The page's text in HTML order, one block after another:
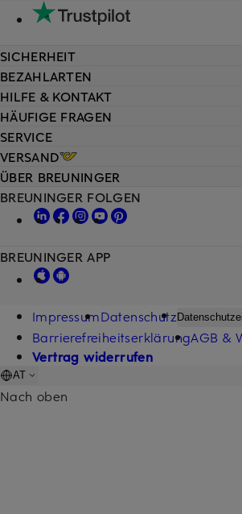
HILFE & KONTAKT
HÄUFIGE FRAGEN
SERVICE
VERSAND
SICHERHEIT
BEZAHLARTEN
ÜBER BREUNINGER
BREUNINGER FOLGEN
BREUNINGER APP
ImpressumDatenschutz
BarrierefreiheitserklärungAGB &
Vertrag widerrufen
AT
Nach oben